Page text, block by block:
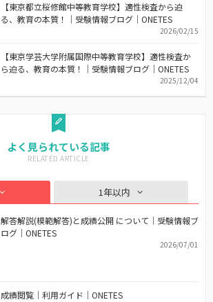
【東京都立桜修館中等教育学校】適性検査から迫
る、教育の本質！｜受験情報ブログ｜ONETES
2026/02/15
【東京学芸大学附属国際中等教育学校】適性検査か
ら迫る、教育の本質！｜受験情報ブログ｜ONETES
2025/12/04
よく見られている記事
1年以内
解答解説(模範解答)と成績公開 について｜受験情報ブ
ログ｜ONETES
2026/07/01
成績閲覧｜利用ガイド｜ONETES